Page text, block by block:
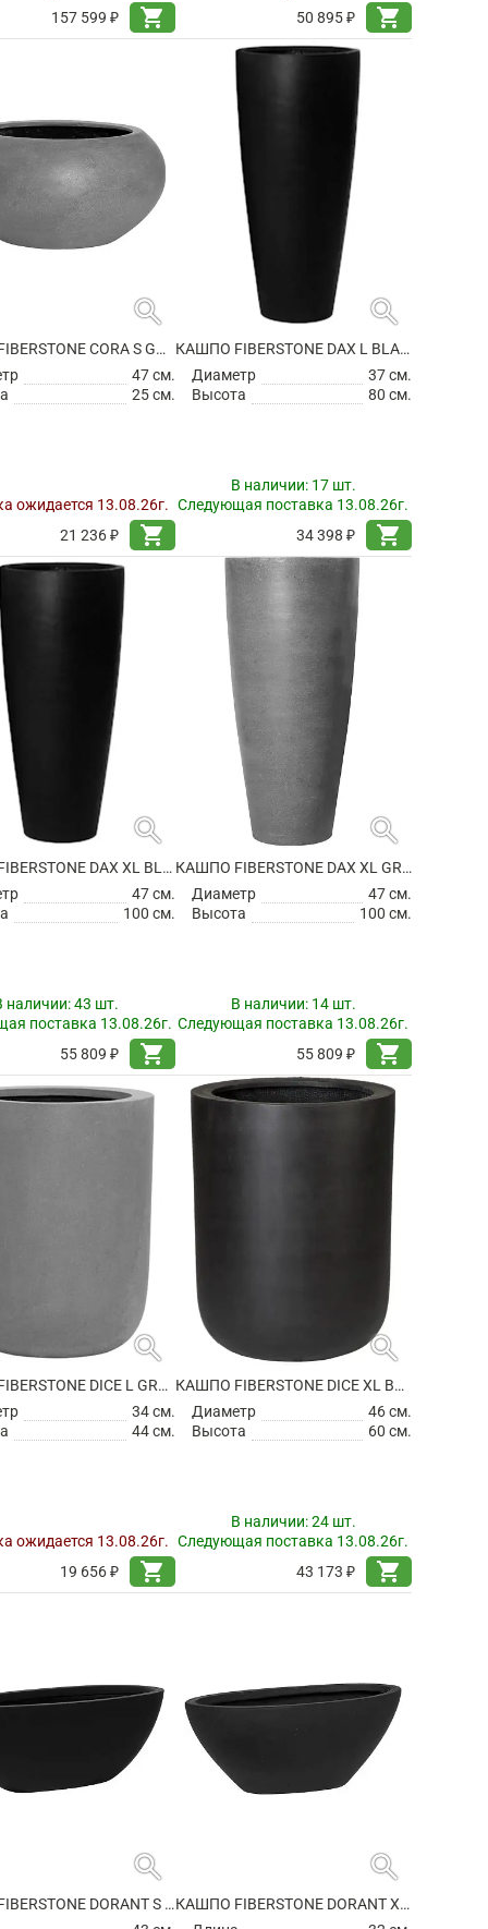
157 599 ₽
shopping_cart
50 895 ₽
shopping_cart
search
КАШПО FIBERSTONE CORA S GREY
47 см.
25 см.
ожидается 13.08.26г.
21 236 ₽
shopping_cart
search
КАШПО FIBERSTONE DAX L BLACK
Диаметр
37 см.
Высота
80 см.
В наличии: 17 шт.
Следующая поставка 13.08.26г.
34 398 ₽
shopping_cart
search
КАШПО FIBERSTONE DAX XL BLACK
47 см.
100 см.
наличии:43 шт.
поставка 13.08.26г.
55 809 ₽
shopping_cart
search
КАШПО FIBERSTONE DAX XL GREY
Диаметр
47 см.
Высота
100 см.
В наличии: 14 шт.
Следующая поставка 13.08.26г.
55 809 ₽
shopping_cart
search
КАШПО FIBERSTONE DICE L GREY
34 см.
44 см.
ожидается 13.08.26г.
19 656 ₽
shopping_cart
search
КАШПО FIBERSTONE DICE XL BLACK
Диаметр
46 см.
Высота
60 см.
В наличии:24 шт.
Следующая поставка 13.08.26г.
43 173 ₽
shopping_cart
search
КАШПО FIBERSTONE DORANT S MATT BLACK
search
КАШПО FIBERSTONE DORANT XS MATT BLACK